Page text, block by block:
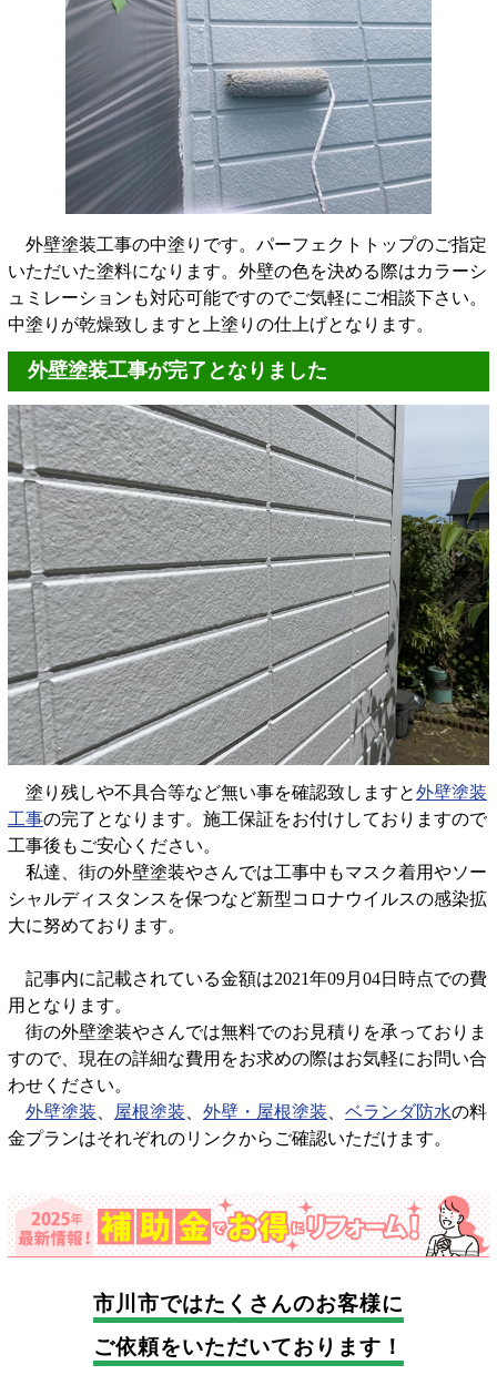
外壁塗装工事の中塗りです。パーフェクトトップのご指定
いただいた塗料になります。外壁の色を決める際はカラーシ
ュミレーションも対応可能ですのでご気軽にご相談下さい。
中塗りが乾燥致しますと上塗りの仕上げとなります。
外壁塗装工事が完了となりました
塗り残しや不具合等など無い事を確認致しますと外壁塗装
工事の完了となります。施工保証をお付けしておりますので
工事後もご安心ください。
私達、街の外壁塗装やさんでは工事中もマスク着用やソー
シャルディスタンスを保つなど新型コロナウイルスの感染拡
大に努めております。
記事内に記載されている金額は2021年09月04日時点での費
用となります。
街の外壁塗装やさんでは無料でのお見積りを承っておりま
すので、現在の詳細な費用をお求めの際はお気軽にお問い合
わせください。
外壁塗装
屋根塗装 外壁・屋根塗装 ベランダ防水の料
金プランはそれぞれのリンクからご確認いただけます。
市川市ではたくさんのお客様に
ご依頼をいただいております！